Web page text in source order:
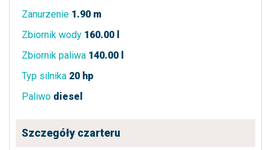
Zanurzenie 1.90 m
Zbiornik wody 160.00 l
Zbiornik paliwa 140.00 l
Typ silnika 20 hp
Paliwo diesel
Szczegóły czarteru